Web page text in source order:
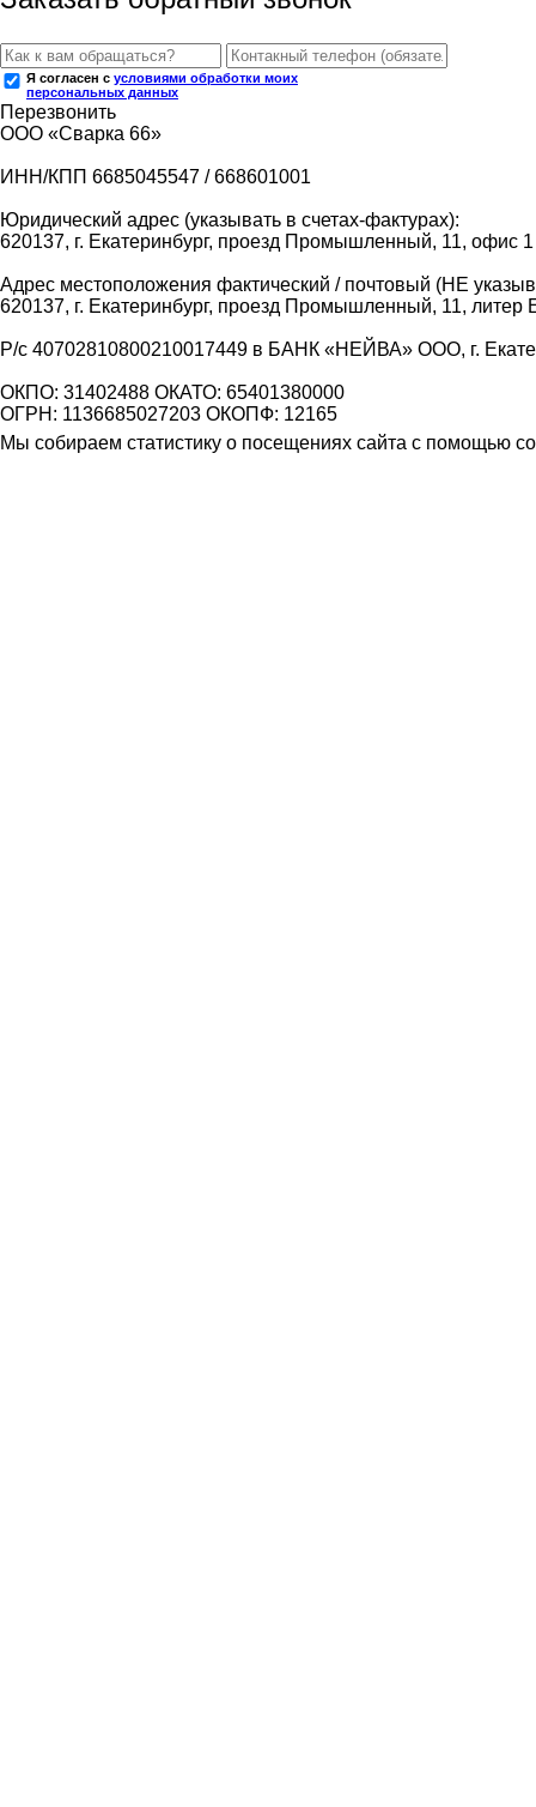
Я согласен с условиями обработки моих
персональных данных
Перезвонить
ООО «Сварка 66»
ИНН/КПП 6685045547 / 668601001
Юридический адрес (указывать в счетах-фактурах):
620137, г. Екатеринбург, проезд Промышленный, 11, офис 1
Адрес местоположения фактический / почтовый (НЕ
620137, г. Екатеринбург, проезд Промышленный, 11, литер
Р/с 40702810800210017449 в БАНК «НЕЙВА» ООО, г.
ОКПО: 31402488 ОКАТО: 65401380000
ОГРН: 1136685027203 ОКОПФ: 12165
Мы собираем статистику о посещениях сайта с помощью